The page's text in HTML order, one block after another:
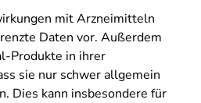
mit Arzneimitteln
Daten vor. Außerdem
Produkte in ihrer
sie nur schwer allgemein
Dies kann insbesondere für